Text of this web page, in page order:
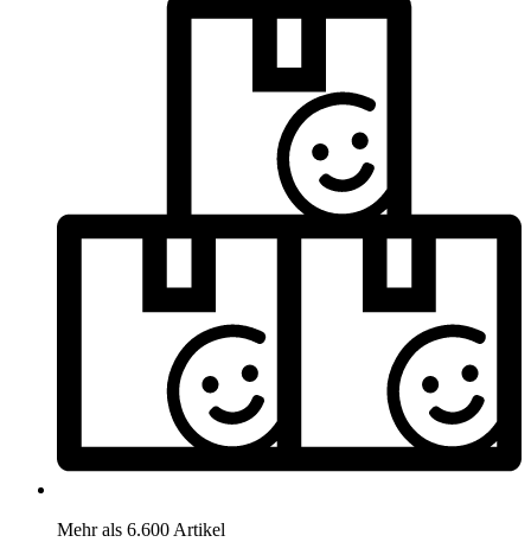
Mehr als 6.600 Artikel